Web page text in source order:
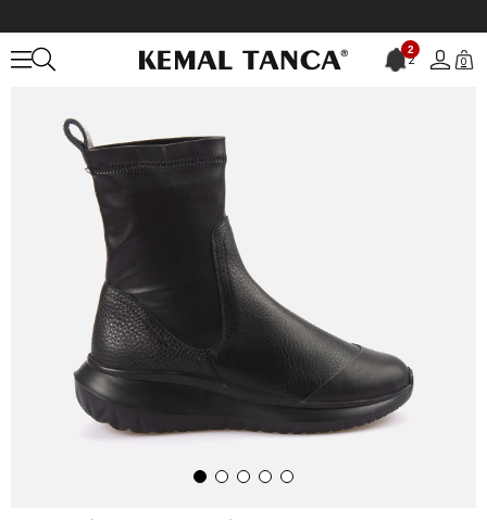
2
2 0